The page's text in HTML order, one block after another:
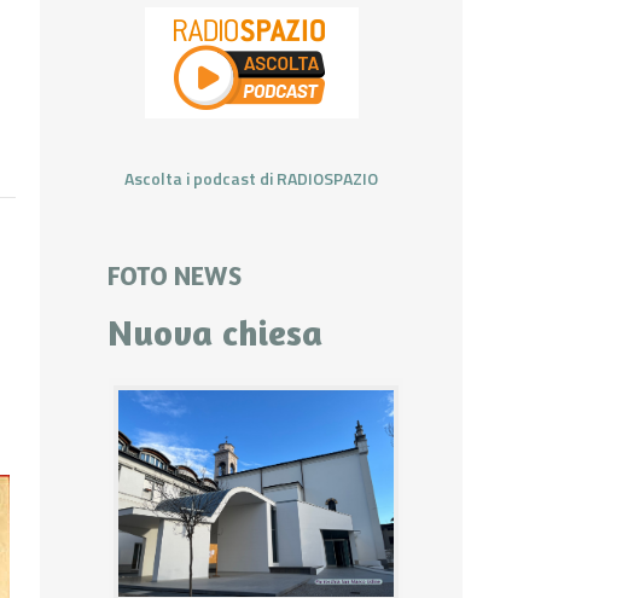
Ascolta i podcast di RADIOSPAZIO
FOTO NEWS
Nuova chiesa